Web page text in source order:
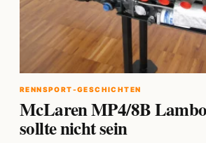
RENNSPORT-GESCHICHTEN
McLaren MP4/8B
sollte nicht sein